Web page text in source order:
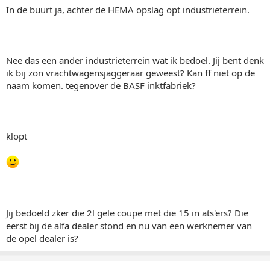
In de buurt ja, achter de HEMA opslag opt industrieterrein.
Nee das een ander industrieterrein wat ik bedoel. Jij bent denk
ik bij zon vrachtwagensjaggeraar geweest? Kan ff niet op de
naam komen. tegenover de BASF inktfabriek?
klopt
Jij bedoeld zker die 2l gele coupe met die 15 in ats'ers? Die
eerst bij de alfa dealer stond en nu van een werknemer van
de opel dealer is?